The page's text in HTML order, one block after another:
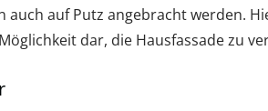
auch auf Putz angebracht werden.
dar, die Hausfassade zu